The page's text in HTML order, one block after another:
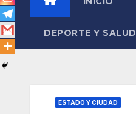
DEPORTE Y SALUD
ESTADO Y CIUDAD